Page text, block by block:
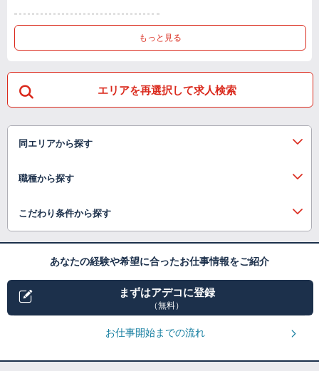
もっと見る
エリアを再選択して求人検索
同エリアから探す
職種から探す
こだわり条件から探す
あなたの経験や希望に合ったお仕事情報をご紹介
まずはアデコに登録
（無料）
お仕事開始までの流れ